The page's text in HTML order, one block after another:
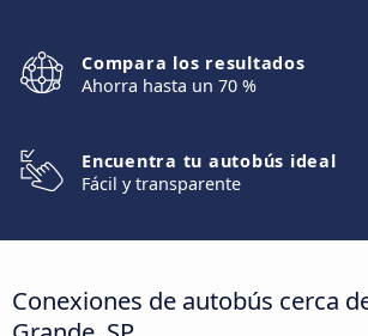
Compara los resultados
Ahorra hasta un 70 %
Encuentra tu autobús ideal
Fácil y transparente
Conexiones de autobús cerca